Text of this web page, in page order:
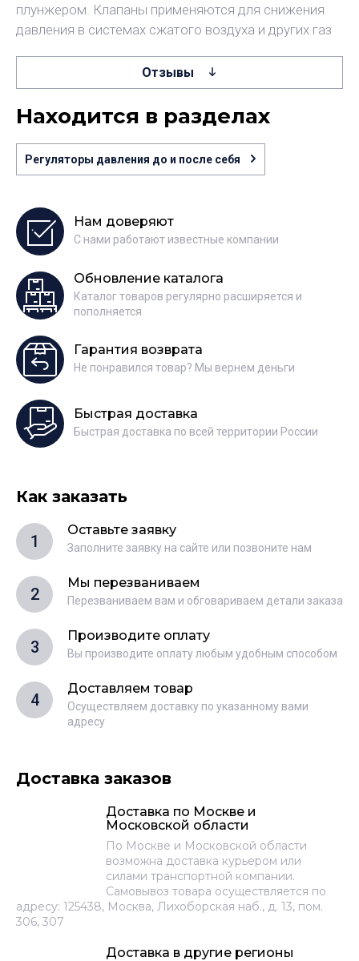
плунжером. Клапаны применяются для снижения
давления в системах сжатого воздуха и других газ
Отзывы
Находится в разделах
Регуляторы давления до и после себя
Нам доверяют
С нами работают известные компании
Обновление каталога
Каталог товаров регулярно расширяется и
пополняется
Гарантия возврата
Не понравился товар? Мы вернем деньги
Быстрая доставка
Быстрая доставка по всей территории России
Как заказать
1
Оставьте заявку
Заполните заявку на сайте или позвоните нам
2
Мы перезваниваем
Перезваниваем вам и обговариваем детали заказа
3
Производите оплату
Вы производите оплату любым удобным способом
4
Доставляем товар
Осуществляем доставку по указанному вами
адресу
Доставка заказов
Доставка по Москве и
Московской области
По Москве и Московской области
возможна доставка курьером или
силами транспортной компании.
Самовывоз товара осуществляется по
адресу: 125438, Москва, Лихоборская наб., д. 13, пом.
306, 307
Доставка в другие регионы